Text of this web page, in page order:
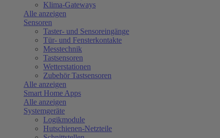
Klima-Gateways
Alle anzeigen
Sensoren
Taster- und Sensoreingänge
Tür- und Fensterkontakte
Messtechnik
Tastsensoren
Wetterstationen
Zubehör Tastsensoren
Alle anzeigen
Smart Home Apps
Alle anzeigen
Systemgeräte
Logikmodule
Hutschienen-Netzteile